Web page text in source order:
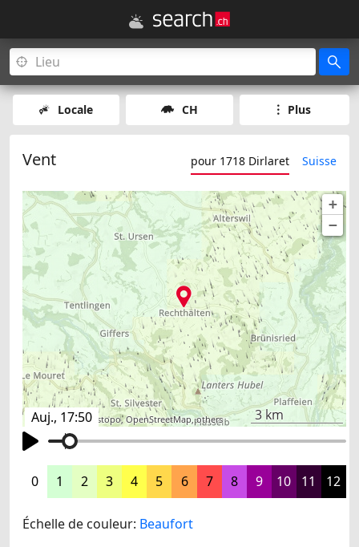
Locale CH Plus
Vent pour 1718 Dirlaret Suisse
Auj., 17:50
+
−
©search.ch,swisstopo,OpenStreetMap,others 3 km
0 1 2 3 4 5 6 7 8 9 10 11 12
Échelle de couleur: Beaufort